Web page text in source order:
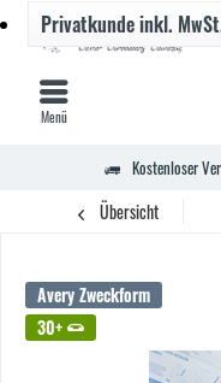
Kostenloser
Privatkundeinkl.
Menü
Übersicht
Avery Zweckform
30+